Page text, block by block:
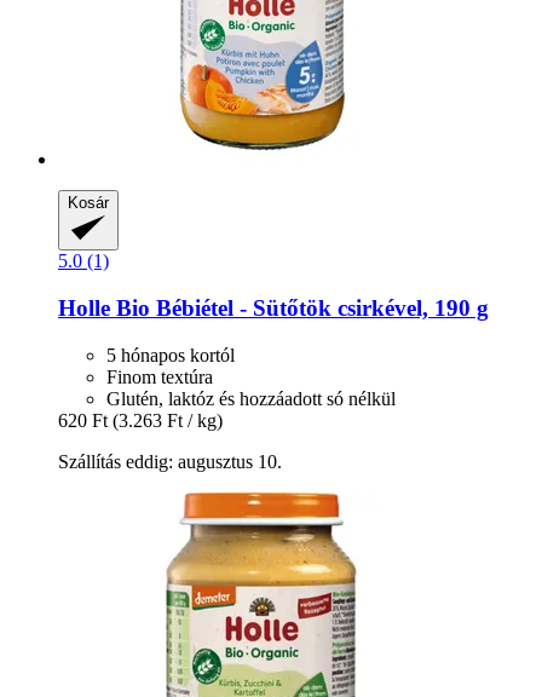
Kosár
5.0 (1)
Holle Bio Bébiétel -​ Sütőtök csirkével, 190 g
5 hónapos kortól
Finom textúra
Glutén, laktóz és hozzáadott só nélkül
620 Ft (3.263 Ft / kg)
Szállítás eddig: augusztus 10.